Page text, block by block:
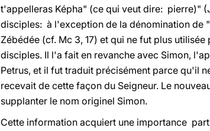
t'appelleras Képha" (ce qui veut dire: pierre)"
disciples: à l'exception de la dénomination de
Zébédée (cf. Mc 3, 17) et qui ne fut plus
disciples. Il l'a fait en revanche avec Simon,
Petrus, et il fut traduit précisément parce qu'il
recevait de cette façon du Seigneur. Le
supplanter le nom originel Simon.
Cette information acquiert une importance